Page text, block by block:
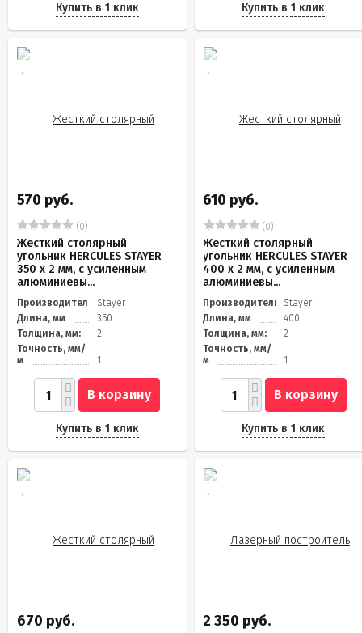
Купить в 1 клик Купить в 1 клик
570 руб.
(0)
Жесткий столярный
угольник HERCULES STAYER
350 х 2 мм, с усиленным
алюминиевы...
Производитель
Stayer
Длина, мм
350
Толщина, мм:
2
Точность, мм/
м
1
В корзину
Купить в 1 клик
610 руб.
(0)
Жесткий столярный
угольник HERCULES STAYER
400 х 2 мм, с усиленным
алюминиевы...
Производитель
Stayer
Длина, мм
400
Толщина, мм:
2
Точность, мм/
м
1
В корзину
Купить в 1 клик
670 руб. 2 350 руб.